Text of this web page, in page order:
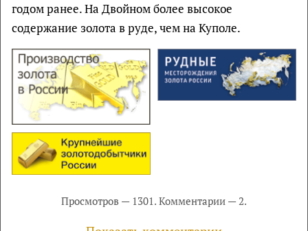
годом ранее. На Двойном более высокое
содержание золота в руде, чем на Куполе.
Просмотров — 1301. Комментарии — 2.